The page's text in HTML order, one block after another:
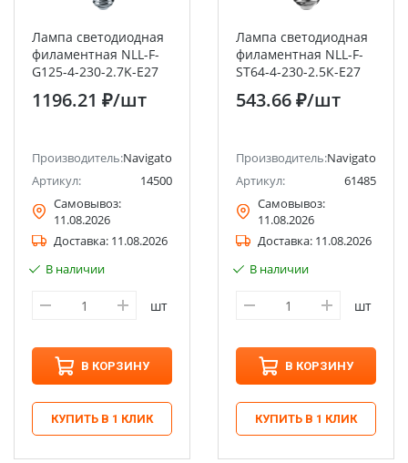
Лампа светодиодная
филаментная NLL-F-
G125-4-230-2.7K-E27
1196.21 ₽/шт
Производитель:Navigator
Артикул:
14500
Самовывоз:
11.08.2026
Доставка: 11.08.2026
В наличии
шт
В КОРЗИНУ
КУПИТЬ В 1 КЛИК
Лампа светодиодная
филаментная NLL-F-
ST64-4-230-2.5К-E27
543.66 ₽/шт
Производитель:Navigator
Артикул:
61485
Самовывоз:
11.08.2026
Доставка: 11.08.2026
В наличии
шт
В КОРЗИНУ
КУПИТЬ В 1 КЛИК